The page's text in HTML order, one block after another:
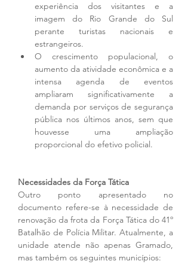
experiência dos visitantes e a
imagem do Rio Grande do Sul
perante turistas nacionais e
estrangeiros.
O crescimento populacional, o
aumento da atividade econômica e a
intensa agenda de eventos
ampliaram significativamente a
demanda por serviços de segurança
pública nos últimos anos, sem que
houvesse uma ampliação
proporcional do efetivo policial.
Necessidades da Força Tática
Outro ponto apresentado no
documento refere-se à necessidade de
renovação da frota da Força Tática do 41º
Batalhão de Polícia Militar. Atualmente, a
unidade atende não apenas Gramado,
mas também os seguintes municípios: